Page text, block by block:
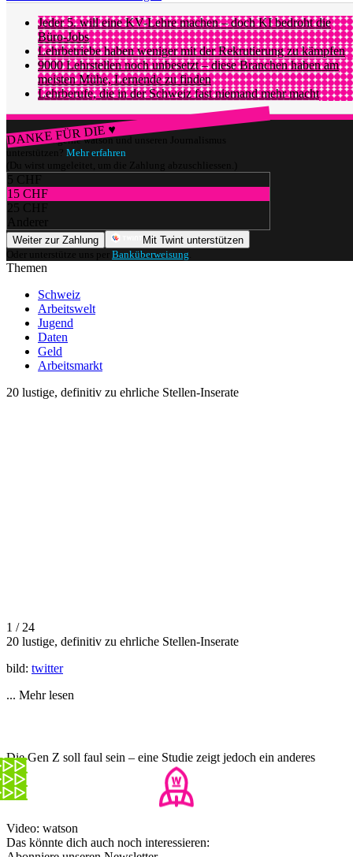
Jeder 5. will eine KV-Lehre machen – doch KI bedroht die
Büro-Jobs
Lehrbetriebe haben weniger mit der Rekrutierung zu kämpfen
9000 Lehrstellen noch unbesetzt – diese Branchen haben am
meisten Mühe, Lernende zu finden
Lehrberufe, die in der Schweiz fast niemand mehr macht
DANKE FÜR DIE ♥
Würdest du gerne watson und unseren Journalismus
unterstützen? Mehr erfahren
(Du wirst umgeleitet, um die Zahlung abzuschliessen.)
5 CHF
15 CHF
25 CHF
Anderer
Weiter zur Zahlung
Mit Twint unterstützen
Oder unterstütze uns per Banküberweisung
Themen
Schweiz
Arbeitswelt
Jugend
Daten
Geld
Arbeitsmarkt
20 lustige, definitiv zu ehrliche Stellen-Inserate
1 / 24
20 lustige, definitiv zu ehrliche Stellen-Inserate
bild: twitter
... Mehr lesen
Die Gen Z soll faul sein – eine Studie zeigt jedoch ein anderes
Bild
Video: watson
Das könnte dich auch noch interessieren: